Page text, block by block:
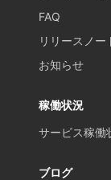
FAQ
リリースノー
お知らせ
稼働状況
サービス稼働
ブログ